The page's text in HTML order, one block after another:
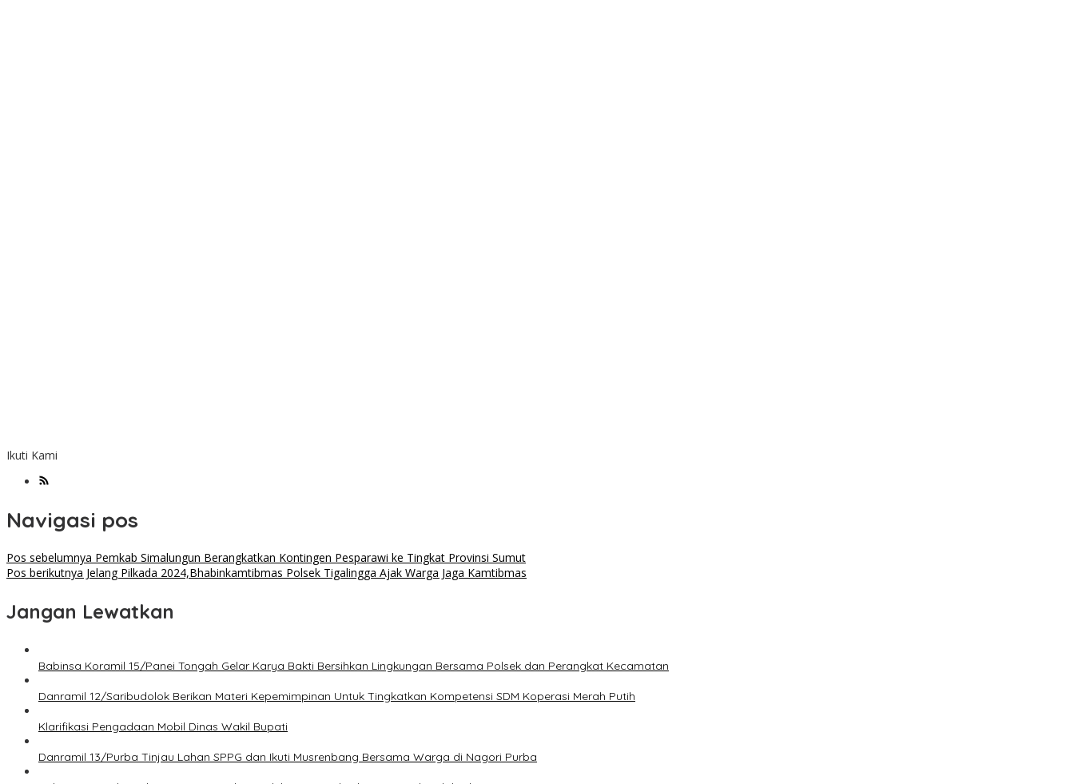
Ikuti Kami
Navigasi pos
Pos sebelumnya Pemkab Simalungun Berangkatkan Kontingen Pesparawi ke Tingkat Provinsi Sumut
Pos berikutnya Jelang Pilkada 2024,Bhabinkamtibmas Polsek Tigalingga Ajak Warga Jaga Kamtibmas
Jangan Lewatkan
Babinsa Koramil 15/Panei Tongah Gelar Karya Bakti Bersihkan Lingkungan Bersama Polsek dan Perangkat Kecamatan
Danramil 12/Saribudolok Berikan Materi Kepemimpinan Untuk Tingkatkan Kompetensi SDM Koperasi Merah Putih
Klarifikasi Pengadaan Mobil Dinas Wakil Bupati
Danramil 13/Purba Tinjau Lahan SPPG dan Ikuti Musrenbang Bersama Warga di Nagori Purba